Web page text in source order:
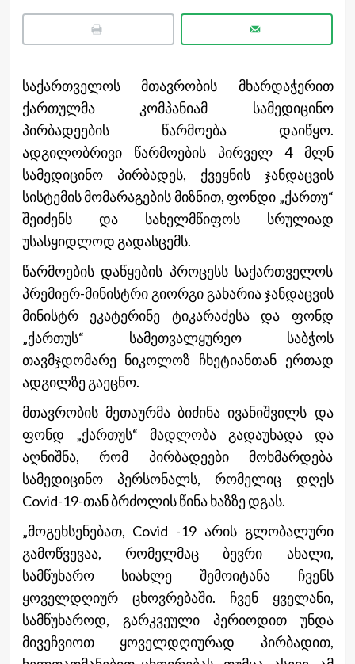
საქართველოს მთავრობის მხარდაჭერით
ქართულმა კომპანიამ სამედიცინო
პირბადეების წარმოება დაიწყო.
ადგილობრივი წარმოების პირველ 4 მლნ
სამედიცინო პირბადეს, ქვეყნის ჯანდაცვის
სისტემის მომარაგების მიზნით, ფონდი „ქართუ“
შეიძენს და სახელმწიფოს სრულიად
უსასყიდლოდ გადასცემს.
წარმოების დაწყების პროცესს საქართველოს
პრემიერ-მინისტრი გიორგი გახარია ჯანდაცვის
მინისტრ ეკატერინე ტიკარაძესა და ფონდ
„ქართუს“ სამეთვალყურეო საბჭოს
თავმჯდომარე ნიკოლოზ ჩხეტიანთან ერთად
ადგილზე გაეცნო.
მთავრობის მეთაურმა ბიძინა ივანიშვილს და
ფონდ „ქართუს“ მადლობა გადაუხადა და
აღნიშნა, რომ პირბადეები მოხმარდება
სამედიცინო პერსონალს, რომელიც დღეს
Covid-19-თან ბრძოლის წინა ხაზზე დგას.
„მოგეხსენებათ, Covid -19 არის გლობალური
გამოწვევაა, რომელმაც ბევრი ახალი,
სამწუხარო სიახლე შემოიტანა ჩვენს
ყოველდღიურ ცხოვრებაში. ჩვენ ყველანი,
სამწუხაროდ, გარკვეული პერიოდით უნდა
მივეჩვიოთ ყოველდღიურად პირბადით,